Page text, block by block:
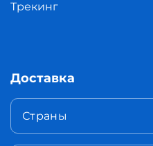
Трекинг
Доставка
Страны